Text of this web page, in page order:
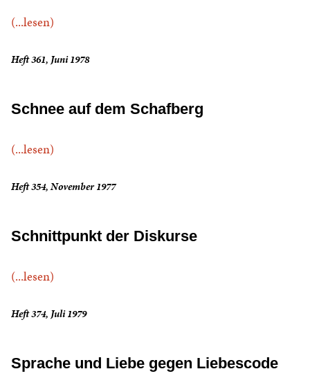
(...lesen)
Heft 361, Juni 1978
Schnee auf dem Schafberg
(...lesen)
Heft 354, November 1977
Schnittpunkt der Diskurse
(...lesen)
Heft 374, Juli 1979
Sprache und Liebe gegen Liebescode